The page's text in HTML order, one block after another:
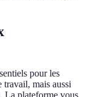
pour les
travail, mais aussi
La plateforme vous